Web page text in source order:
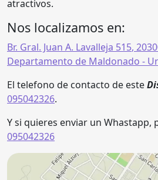
atractivos.
Nos localizamos en:
Br. Gral. Juan A. Lavalleja 515,
Departamento de Maldonado -
El telefono de contacto de este
095042326.
Y si quieres enviar un Whastapp,
095042326